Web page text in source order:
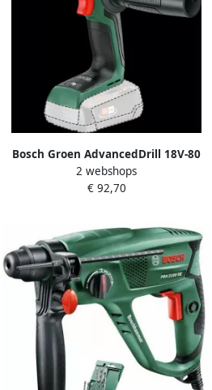
Bosch Groen AdvancedDrill 18V-80
QuickSnap Accuschroefboormachine |
Zonder accu en lader 06039E2000
2 webshops
€ 92,70